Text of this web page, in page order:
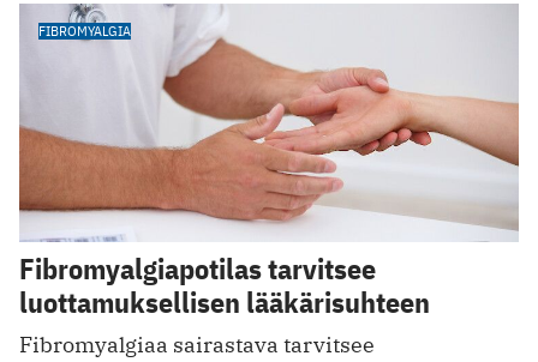
FIBROMYALGIA
Fibromyalgiapotilas tarvitsee
luottamuksellisen lääkärisuhteen
Fibromyalgiaa sairastava tarvitsee